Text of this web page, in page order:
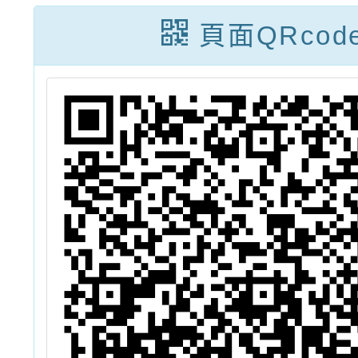
教學QPE增能研
習實施計畫」實
施計畫1份，請
本權責核予出席
人員公（差）假
及課務排代登記
事宜
頁面